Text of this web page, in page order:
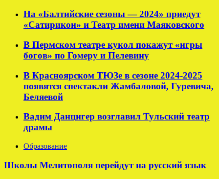
На «Балтийские сезоны — 2024» приедут
«Сатирикон» и Театр имени Маяковского
В Пермском театре кукол покажут «игры
богов» по Гомеру и Пелевину
В Красноярском ТЮЗе в сезоне 2024-2025
появятся спектакли Жамбаловой, Гуревича,
Беляевой
Вадим Данцигер возглавил Тульский театр
драмы
Образование
Школы Мелитополя перейдут на русский язык